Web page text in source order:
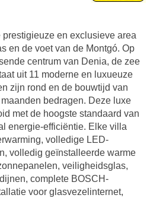
en exclusieve area
en de voet van de Montgó. Op
centrum van Denia, de zee
uit 11 moderne en luxueuze
zijn rond en de bouwtijd van
bedragen. Deze luxe
met de hoogste standaard van
energie-efficiëntie. Elke villa
volledige LED-
volledig geïnstalleerde warme
veiligheidsglas,
complete BOSCH-
voor glasvezelinternet,